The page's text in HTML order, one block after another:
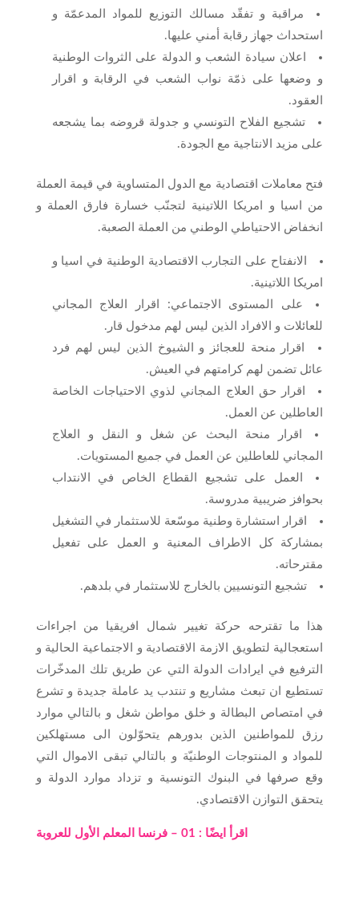
مراقبة و تفقّد مسالك التوزيع للمواد المدعمّة و
استحداث جهاز رقابة أمني عليها.
اعلان سيادة الشعب و الدولة على الثروات الوطنية
و وضعها على ذمّة نواب الشعب في الرقابة و اقرار
العقود.
تشجيع الفلاح التونسي و جدولة قروضه بما يشجعه
على مزيد الانتاجية مع الجودة.
فتح معاملات اقتصادية مع الدول المتساوية في قيمة العملة
من اسيا و امريكا اللاتينية لتجنّب خسارة فارق العملة و
انخفاض الاحتياطي الوطني من العملة الصعبة.
الانفتاح على التجارب الاقتصادية الوطنية في اسيا و
امريكا اللاتينية.
على المستوى الاجتماعي: اقرار العلاج المجاني
للعائلات و الافراد الذين ليس لهم مدخول قار.
اقرار منحة للعجائز و الشيوخ الذين ليس لهم فرد
عائل تضمن لهم كرامتهم في العيش.
اقرار حق العلاج المجاني لذوي الاحتياجات الخاصة
العاطلين عن العمل.
اقرار منحة البحث عن شغل و النقل و العلاج
المجاني للعاطلين عن العمل في جميع المستويات.
العمل على تشجيع القطاع الخاص في الانتداب
بحوافز ضريبية مدروسة.
اقرار استشارة وطنية موسّعة للاستثمار في التشغيل
بمشاركة كل الاطراف المعنية و العمل على تفعيل
مقترحاته.
تشجيع التونسيين بالخارج للاستثمار في بلدهم.
هذا ما تقترحه حركة تغيير شمال افريقيا من اجراءات
استعجالية لتطويق الازمة الاقتصادية و الاجتماعية الحالية و
الترفيع في ايرادات الدولة التي عن طريق تلك المدخّرات
تستطيع ان تبعث مشاريع و تنتدب يد عاملة جديدة و تشرع
في امتصاص البطالة و خلق مواطن شغل و بالتالي موارد
رزق للمواطنين الذين بدورهم يتحوّلون الى مستهلكين
للمواد و المنتوجات الوطنيّة و بالتالي تبقى الاموال التي
وقع صرفها في البنوك التونسية و تزداد موارد الدولة و
يتحقق التوازن الاقتصادي.
اقرأ ايضًا : 01 – فرنسا المعلم الأول للعروبة